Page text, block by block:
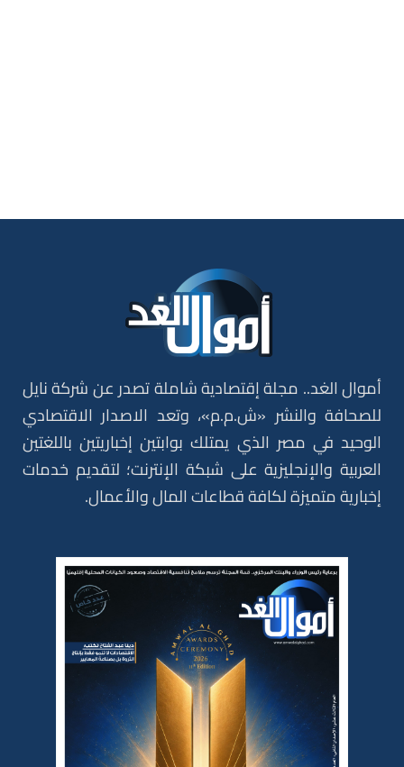
أموال الغد.. مجلة إقتصادية شاملة تصدر عن شركة نايل
للصحافة والنشر «ش.م.م»، وتعد الاصدار الاقتصادي
الوحيد في مصر الذي يمتلك بوابتين إخباريتين باللغتين
العربية والإنجليزية على شبكة الإنترنت؛ لتقديم خدمات
إخبارية متميزة لكافة قطاعات المال والأعمال.